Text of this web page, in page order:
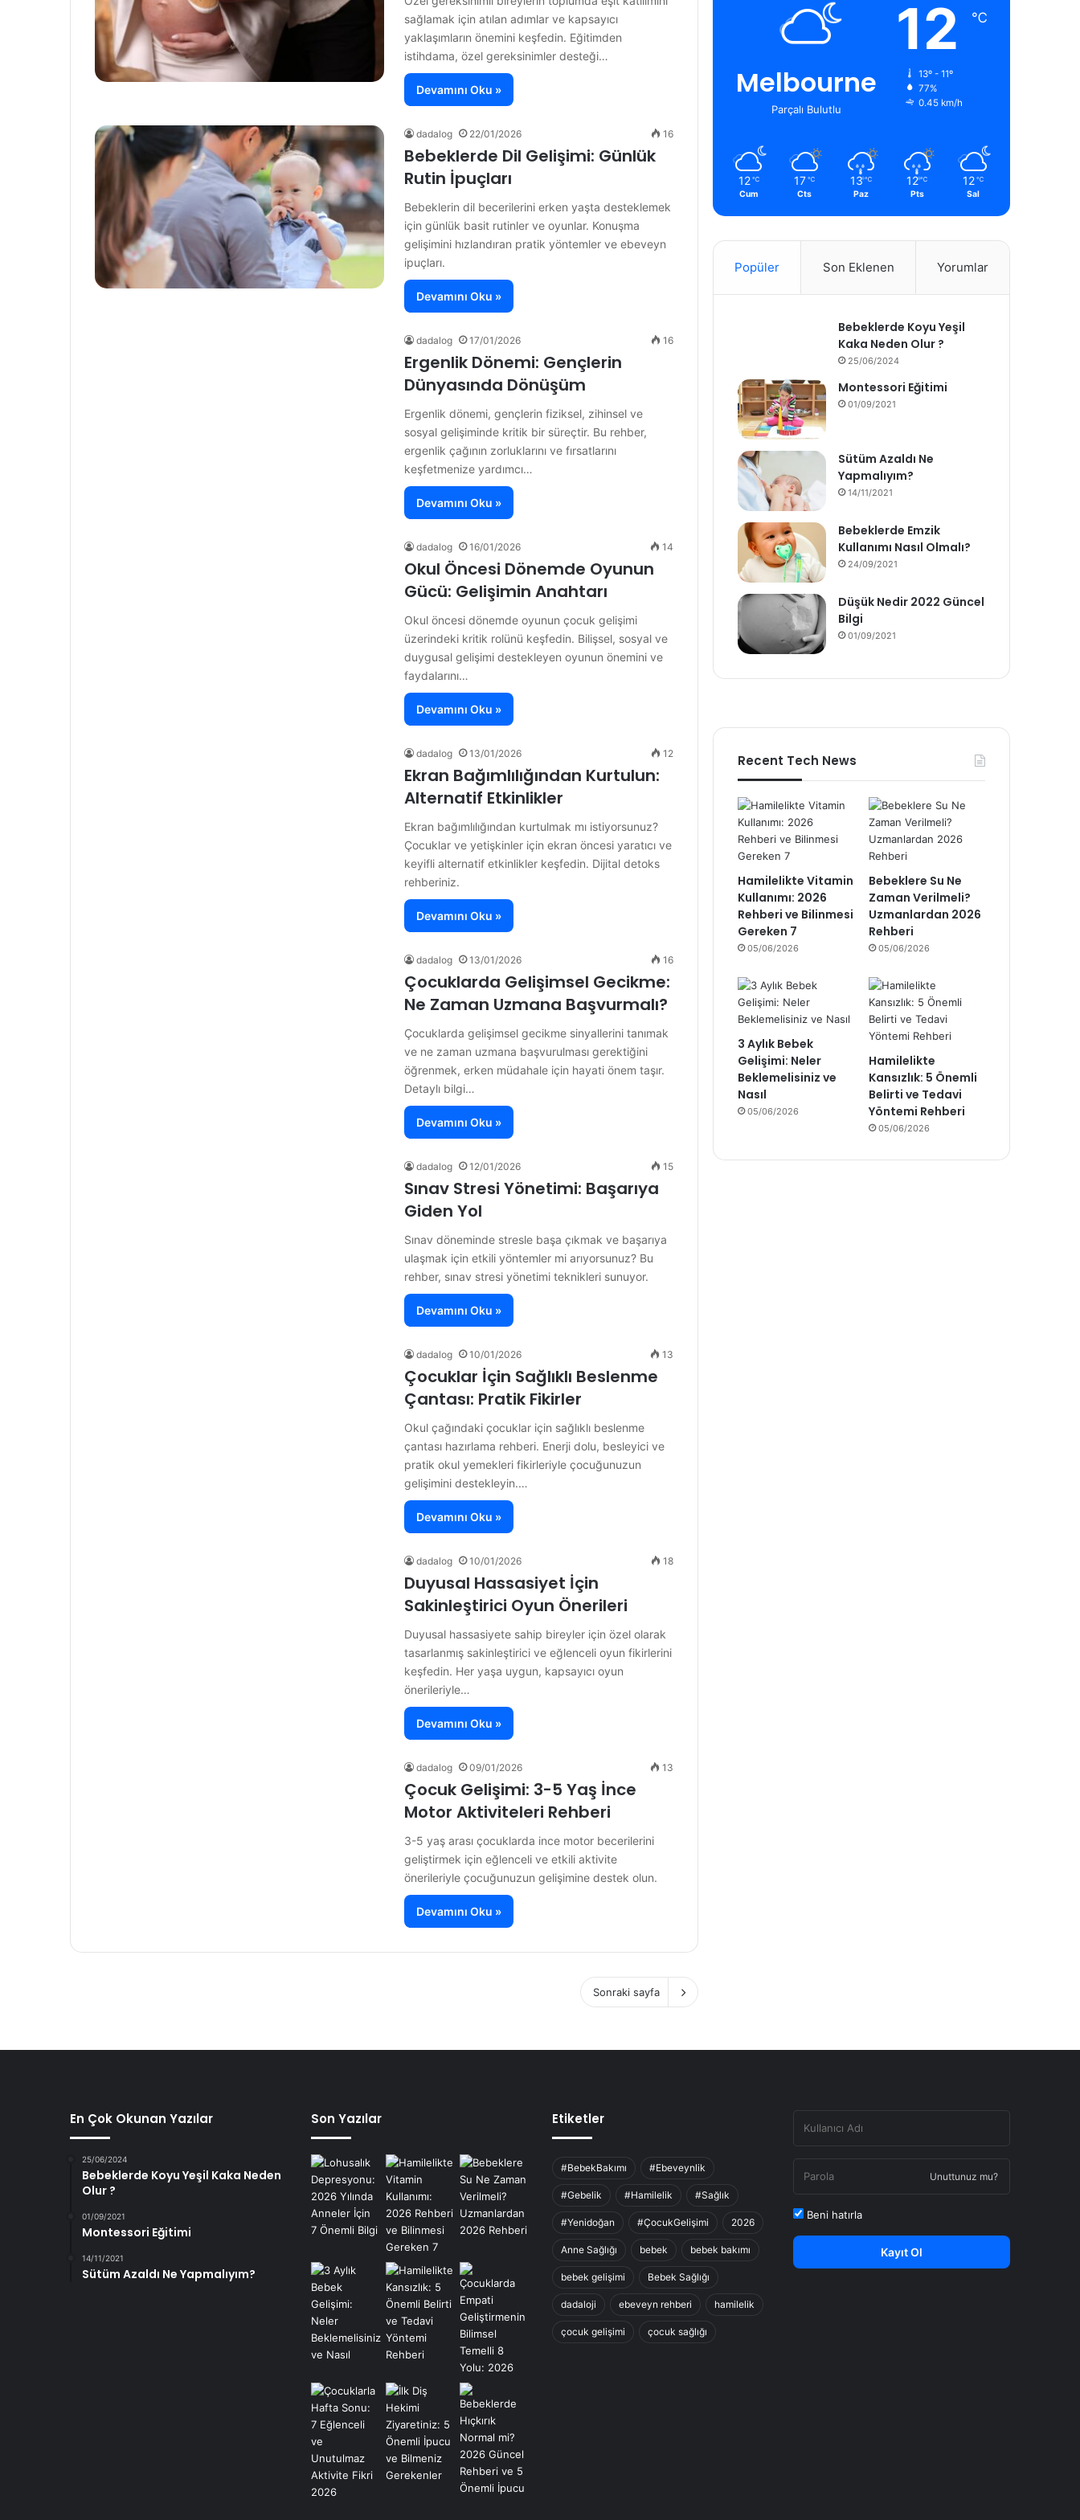
sağlamak için atılan adımlar ve kapsayıcı
yaklaşımların önemini keşfedin. Eğitimden
istihdama, özel gereksinimler desteği…
Devamını Oku »
dadalog 22/01/2026 16
Bebeklerde Dil Gelişimi: Günlük
Rutin İpuçları
Bebeklerin dil becerilerini erken yaşta desteklemek
için günlük basit rutinler ve oyunlar. Konuşma
gelişimini hızlandıran pratik yöntemler ve ebeveyn
ipuçları.
Devamını Oku »
dadalog 17/01/2026 16
Ergenlik Dönemi: Gençlerin
Dünyasında Dönüşüm
Ergenlik dönemi, gençlerin fiziksel, zihinsel ve
sosyal gelişiminde kritik bir süreçtir. Bu rehber,
ergenlik çağının zorluklarını ve fırsatlarını
keşfetmenize yardımcı…
Devamını Oku »
dadalog 16/01/2026 14
Okul Öncesi Dönemde Oyunun
Gücü: Gelişimin Anahtarı
Okul öncesi dönemde oyunun çocuk gelişimi
üzerindeki kritik rolünü keşfedin. Bilişsel, sosyal ve
duygusal gelişimi destekleyen oyunun önemini ve
faydalarını…
Devamını Oku »
dadalog 13/01/2026 12
Ekran Bağımlılığından Kurtulun:
Alternatif Etkinlikler
Ekran bağımlılığından kurtulmak mı istiyorsunuz?
Çocuklar ve yetişkinler için ekran öncesi yaratıcı ve
keyifli alternatif etkinlikler keşfedin. Dijital detoks
rehberiniz.
Devamını Oku »
dadalog 13/01/2026 16
Çocuklarda Gelişimsel Gecikme:
Ne Zaman Uzmana Başvurmalı?
Çocuklarda gelişimsel gecikme sinyallerini tanımak
ve ne zaman uzmana başvurulması gerektiğini
öğrenmek, erken müdahale için hayati önem taşır.
Detaylı bilgi…
Devamını Oku »
dadalog 12/01/2026 15
Sınav Stresi Yönetimi: Başarıya
Giden Yol
Sınav döneminde stresle başa çıkmak ve başarıya
ulaşmak için etkili yöntemler mi arıyorsunuz? Bu
rehber, sınav stresi yönetimi teknikleri sunuyor.
Devamını Oku »
dadalog 10/01/2026 13
Çocuklar İçin Sağlıklı Beslenme
Çantası: Pratik Fikirler
Okul çağındaki çocuklar için sağlıklı beslenme
çantası hazırlama rehberi. Enerji dolu, besleyici ve
pratik okul yemekleri fikirleriyle çocuğunuzun
gelişimini destekleyin.…
Devamını Oku »
dadalog 10/01/2026 18
Duyusal Hassasiyet İçin
Sakinleştirici Oyun Önerileri
Duyusal hassasiyete sahip bireyler için özel olarak
tasarlanmış sakinleştirici ve eğlenceli oyun fikirlerini
keşfedin. Her yaşa uygun, kapsayıcı oyun
önerileriyle…
Devamını Oku »
dadalog 09/01/2026 13
Çocuk Gelişimi: 3-5 Yaş İnce
Motor Aktiviteleri Rehberi
3-5 yaş arası çocuklarda ince motor becerilerini
geliştirmek için eğlenceli ve etkili aktivite
önerileriyle çocuğunuzun gelişimine destek olun.
Devamını Oku »
Sonraki sayfa
Melbourne
Parçalı Bulutlu
12 ℃
13º - 11º
77%
0.45 km/h
12 ℃
Cum
17 ℃
Cts
13 ℃
Paz
12 ℃
Pts
12 ℃
Sal
Popüler Son Eklenen Yorumlar
Bebeklerde Koyu Yeşil
Kaka Neden Olur ?
25/06/2024
Montessori Eğitimi
01/09/2021
Sütüm Azaldı Ne
Yapmalıyım?
14/11/2021
Bebeklerde Emzik
Kullanımı Nasıl Olmalı?
24/09/2021
Düşük Nedir 2022 Güncel
Bilgi
01/09/2021
Recent Tech News
Hamilelikte Vitamin
Kullanımı: 2026
Rehberi ve Bilinmesi
Gereken 7
05/06/2026
Bebeklere Su Ne
Zaman Verilmeli?
Uzmanlardan 2026
Rehberi
05/06/2026
3 Aylık Bebek
Gelişimi: Neler
Beklemelisiniz ve
Nasıl
05/06/2026
Hamilelikte
Kansızlık: 5 Önemli
Belirti ve Tedavi
Yöntemi Rehberi
05/06/2026
En Çok Okunan Yazılar
25/06/2024
Bebeklerde Koyu Yeşil Kaka Neden
Olur ?
01/09/2021
Montessori Eğitimi
14/11/2021
Sütüm Azaldı Ne Yapmalıyım?
Son Yazılar Etiketler
#BebekBakımı #Ebeveynlik
#Gebelik #Hamilelik #Sağlık
#Yenidoğan #ÇocukGelişimi 2026
Anne Sağlığı bebek bebek bakımı
bebek gelişimi Bebek Sağlığı
dadaloji ebeveyn rehberi hamilelik
çocuk gelişimi çocuk sağlığı
Unuttunuz mu?
Beni hatırla
Kayıt Ol